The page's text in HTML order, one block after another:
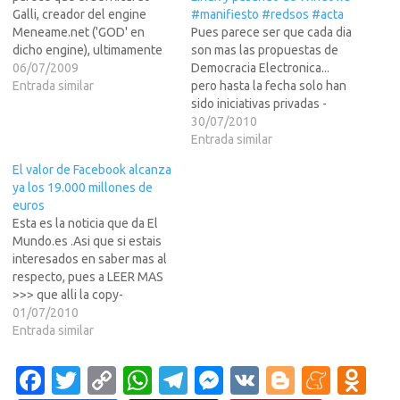
Galli, creador del engine
Meneame.net ('GOD' en
dicho engine), ultimamente
se lo tiene bastante creido...
pues se dedica a hacer de
viciado que las entra?del
PSOE y el Partido
Republicano…
06/07/2009
Entrada similar
#manifiesto #redsos #acta
Pues parece ser que cada dia
son mas las propuestas de
Democracia Electronica...
pero hasta la fecha solo han
sido iniciativas privadas -
aparte de Suiza, que lleva
funcionando con papelitos
30/07/2010
Entrada similar
El valor de Facebook alcanza
ya los 19.000 millones de
euros
Esta es la noticia que da El
Mundo.es .Asi que si estais
interesados en saber mas al
respecto, pues a LEER MAS
>>> que alli la copy-
pastee.@Angeloso69
Reuters | EP | Francisco La
Elevation Partners compr?
millones de euros (120
01/07/2010
Entrada similar
Fa T
C
W
T
M
V
Bl
M